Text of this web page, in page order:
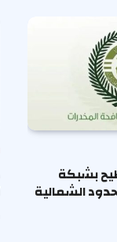
بشبكة
الشمالية